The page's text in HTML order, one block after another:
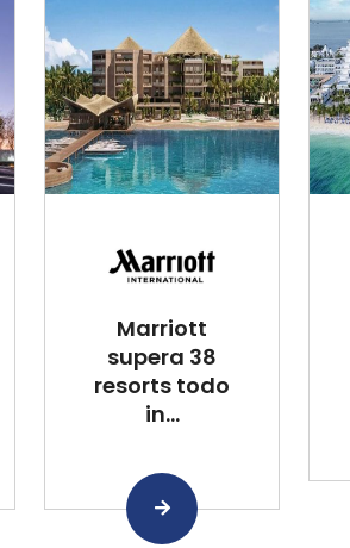
Marriott
supera 38
resorts todo
in...